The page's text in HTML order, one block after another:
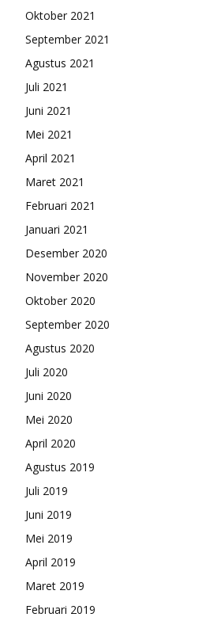
Oktober 2021
September 2021
Agustus 2021
Juli 2021
Juni 2021
Mei 2021
April 2021
Maret 2021
Februari 2021
Januari 2021
Desember 2020
November 2020
Oktober 2020
September 2020
Agustus 2020
Juli 2020
Juni 2020
Mei 2020
April 2020
Agustus 2019
Juli 2019
Juni 2019
Mei 2019
April 2019
Maret 2019
Februari 2019